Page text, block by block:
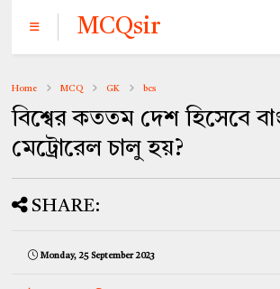
MCQsir
Home MCQ GK bcs
বিশ্বের কততম দেশ হিসেবে
মেট্রোরেল চালু হয়?
SHARE:
Monday, 25 September 2023